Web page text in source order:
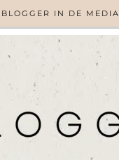
IN DE MEDIA